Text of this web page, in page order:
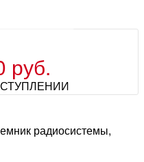
руб.
радиосистемы,